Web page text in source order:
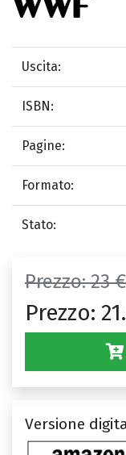
Uscita:
ISBN:
Pagine:
Formato:
Stato:
Prezzo:23 €
Prezzo:
Versione